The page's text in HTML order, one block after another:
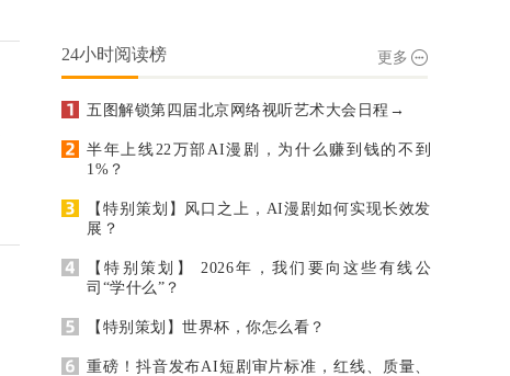
【“世界电视日”中国电视大会报道】专题
【网格管理】专题
【罗小布问道】专题
【BIRTV】专题
【广告运营】专题
24小时阅读榜 更多
五图解锁第四届北京网络视听艺术大会日程→
半年上线22万部AI漫剧，为什么赚到钱的不到
1%？
【特别策划】风口之上，AI漫剧如何实现长效发
展？
【特别策划】 2026年，我们要向这些有线公
司“学什么”？
【特别策划】世界杯，你怎么看？
重磅！抖音发布AI短剧审片标准，红线、质量、